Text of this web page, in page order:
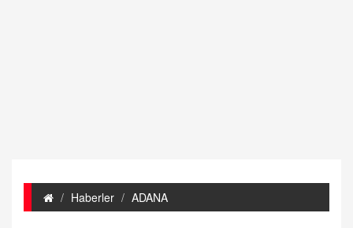
Haberler ADANA